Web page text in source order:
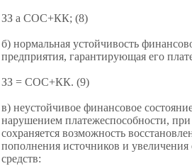
ЗЗ a СОС+КК; (8)
б) нормальная устойчивость
предприятия, гарантирующая его
ЗЗ = СОС+КК. (9)
в) неустойчивое финансовое
нарушением платежеспособности,
сохраняется возможность
пополнения источников и
средств: